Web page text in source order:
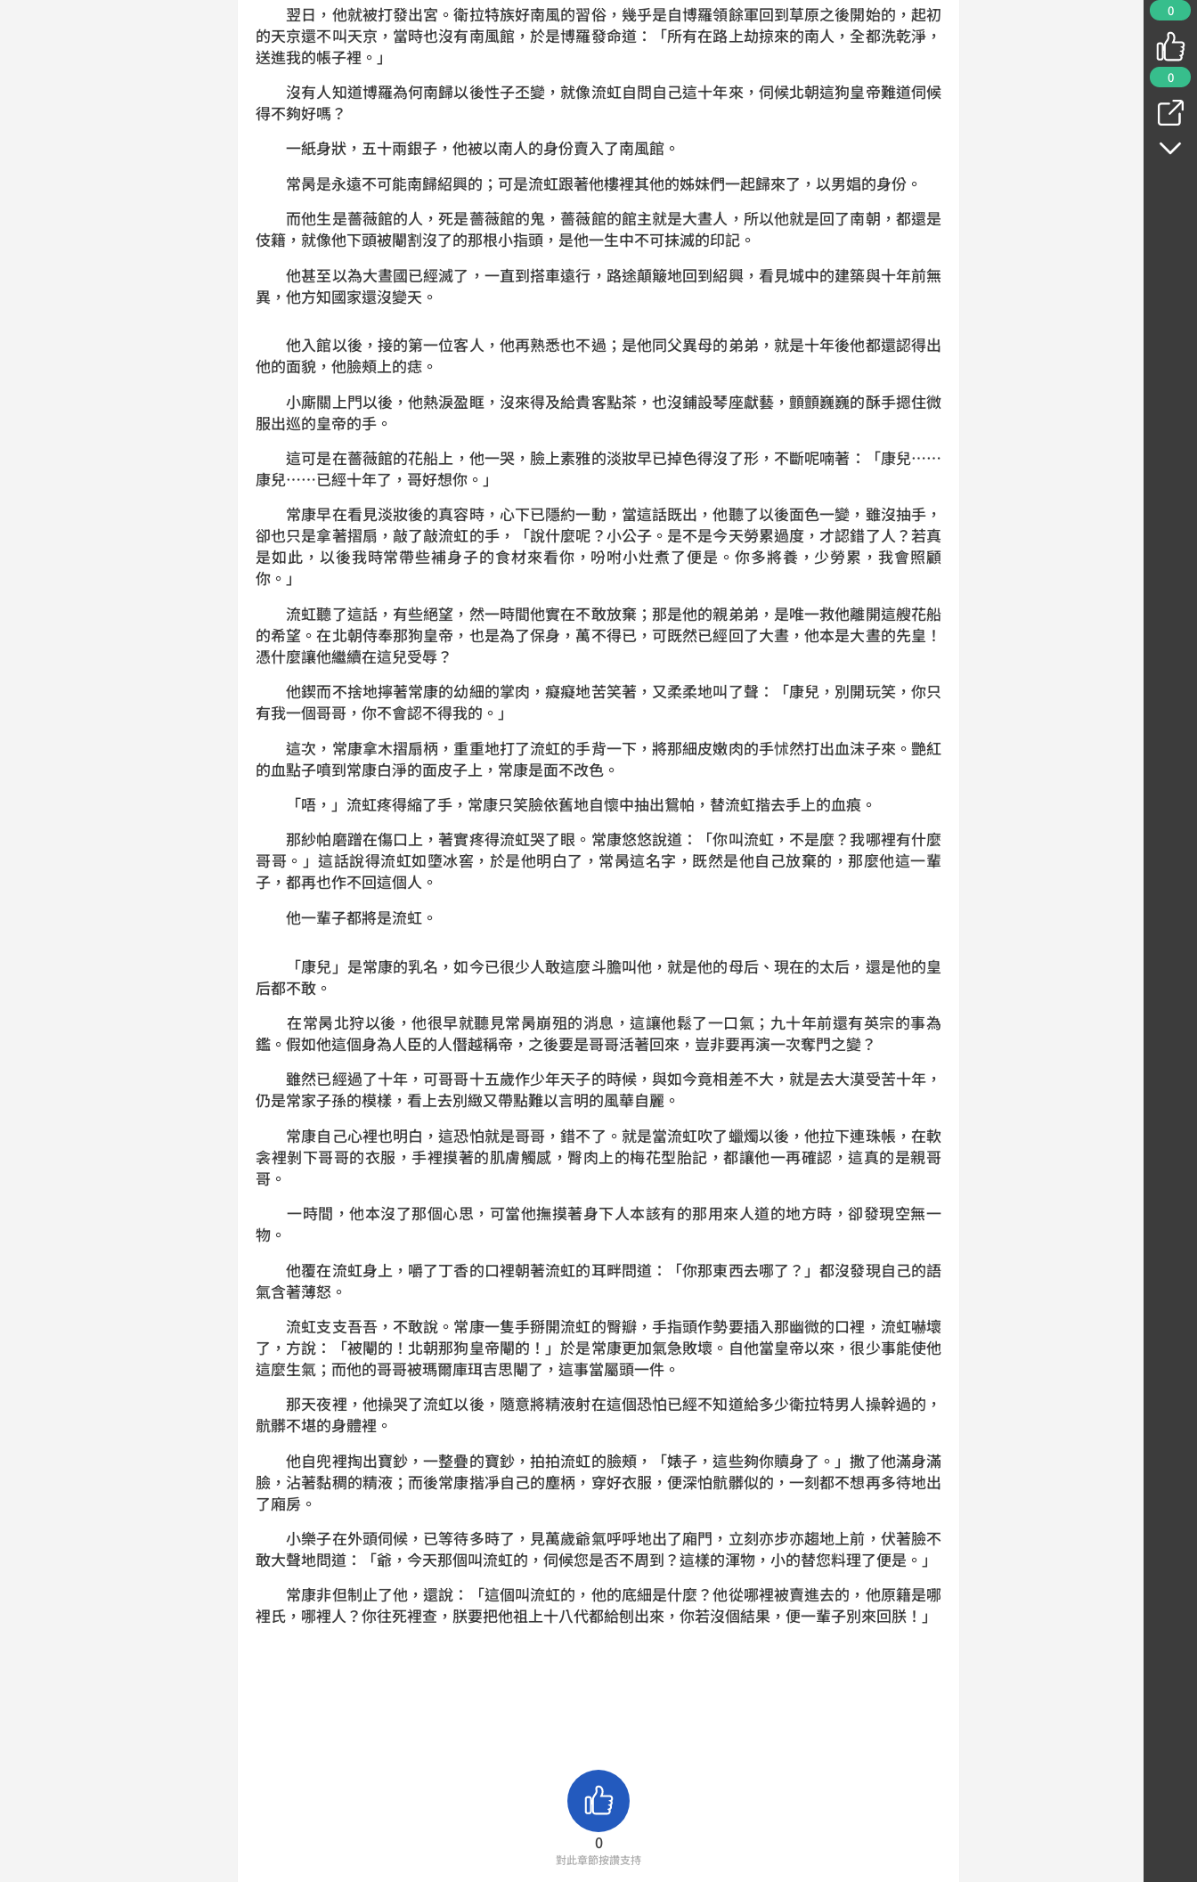
0
0
翌日，他就被打發出宮。衛拉特族好南風的習俗，幾乎是自博羅領餘軍回到草原之後開始的，起初
的天京還不叫天京，當時也沒有南風館，於是博羅發命道：「所有在路上劫掠來的南人，全都洗乾淨，
送進我的帳子裡。」
沒有人知道博羅為何南歸以後性子丕變，就像流虹自問自己這十年來，伺候北朝這狗皇帝難道伺候
得不夠好嗎？
一紙身狀，五十兩銀子，他被以南人的身份賣入了南風館。
常昺是永遠不可能南歸紹興的；可是流虹跟著他樓裡其他的姊妹們一起歸來了，以男娼的身份。
而他生是薔薇館的人，死是薔薇館的鬼，薔薇館的館主就是大晝人，所以他就是回了南朝，都還是
伎籍，就像他下頭被閹割沒了的那根小指頭，是他一生中不可抹滅的印記。
他甚至以為大晝國已經滅了，一直到搭車遠行，路途顛簸地回到紹興，看見城中的建築與十年前無
異，他方知國家還沒變天。
他入館以後，接的第一位客人，他再熟悉也不過；是他同父異母的弟弟，就是十年後他都還認得出
他的面貌，他臉頰上的痣。
小廝關上門以後，他熱淚盈眶，沒來得及給貴客點茶，也沒鋪設琴座獻藝，顫顫巍巍的酥手摁住微
服出巡的皇帝的手。
這可是在薔薇館的花船上，他一哭，臉上素雅的淡妝早已掉色得沒了形，不斷呢喃著：「康兒……
康兒……已經十年了，哥好想你。」
常康早在看見淡妝後的真容時，心下已隱約一動，當這話既出，他聽了以後面色一變，雖沒抽手，
卻也只是拿著摺扇，敲了敲流虹的手，「說什麼呢？小公子。是不是今天勞累過度，才認錯了人？若真
是如此，以後我時常帶些補身子的食材來看你，吩咐小灶煮了便是。你多將養，少勞累，我會照顧
你。」
流虹聽了這話，有些絕望，然一時間他實在不敢放棄；那是他的親弟弟，是唯一救他離開這艘花船
的希望。在北朝侍奉那狗皇帝，也是為了保身，萬不得已，可既然已經回了大晝，他本是大晝的先皇！
憑什麼讓他繼續在這兒受辱？
他鍥而不捨地擰著常康的幼細的掌肉，癡癡地苦笑著，又柔柔地叫了聲：「康兒，別開玩笑，你只
有我一個哥哥，你不會認不得我的。」
這次，常康拿木摺扇柄，重重地打了流虹的手背一下，將那細皮嫩肉的手怵然打出血沫子來。艷紅
的血點子噴到常康白淨的面皮子上，常康是面不改色。
「唔，」流虹疼得縮了手，常康只笑臉依舊地自懷中抽出鴛帕，替流虹揩去手上的血痕。
那紗帕磨蹭在傷口上，著實疼得流虹哭了眼。常康悠悠說道：「你叫流虹，不是麼？我哪裡有什麼
哥哥。」這話說得流虹如墮冰窖，於是他明白了，常昺這名字，既然是他自己放棄的，那麼他這一輩
子，都再也作不回這個人。
他一輩子都將是流虹。
「康兒」是常康的乳名，如今已很少人敢這麼斗膽叫他，就是他的母后、現在的太后，還是他的皇
后都不敢。
在常昺北狩以後，他很早就聽見常昺崩殂的消息，這讓他鬆了一口氣；九十年前還有英宗的事為
鑑。假如他這個身為人臣的人僭越稱帝，之後要是哥哥活著回來，豈非要再演一次奪門之變？
雖然已經過了十年，可哥哥十五歲作少年天子的時候，與如今竟相差不大，就是去大漠受苦十年，
仍是常家子孫的模樣，看上去別緻又帶點難以言明的風華自麗。
常康自己心裡也明白，這恐怕就是哥哥，錯不了。就是當流虹吹了蠟燭以後，他拉下連珠帳，在軟
衾裡剝下哥哥的衣服，手裡摸著的肌膚觸感，臀肉上的梅花型胎記，都讓他一再確認，這真的是親哥
哥。
一時間，他本沒了那個心思，可當他撫摸著身下人本該有的那用來人道的地方時，卻發現空無一
物。
他覆在流虹身上，嚼了丁香的口裡朝著流虹的耳畔問道：「你那東西去哪了？」都沒發現自己的語
氣含著薄怒。
流虹支支吾吾，不敢說。常康一隻手掰開流虹的臀瓣，手指頭作勢要插入那幽微的口裡，流虹嚇壞
了，方說：「被閹的！北朝那狗皇帝閹的！」於是常康更加氣急敗壞。自他當皇帝以來，很少事能使他
這麼生氣；而他的哥哥被瑪爾庫珥吉思閹了，這事當屬頭一件。
那天夜裡，他操哭了流虹以後，隨意將精液射在這個恐怕已經不知道給多少衛拉特男人操幹過的，
骯髒不堪的身體裡。
他自兜裡掏出寶鈔，一整疊的寶鈔，拍拍流虹的臉頰，「婊子，這些夠你贖身了。」撒了他滿身滿
臉，沾著黏稠的精液；而後常康揩凈自己的塵柄，穿好衣服，便深怕骯髒似的，一刻都不想再多待地出
了廂房。
小樂子在外頭伺候，已等待多時了，見萬歲爺氣呼呼地出了廂門，立刻亦步亦趨地上前，伏著臉不
敢大聲地問道：「爺，今天那個叫流虹的，伺候您是否不周到？這樣的渾物，小的替您料理了便是。」
常康非但制止了他，還說：「這個叫流虹的，他的底細是什麼？他從哪裡被賣進去的，他原籍是哪
裡氏，哪裡人？你往死裡查，朕要把他祖上十八代都給刨出來，你若沒個結果，便一輩子別來回朕！」
0
對此章節按讚支持